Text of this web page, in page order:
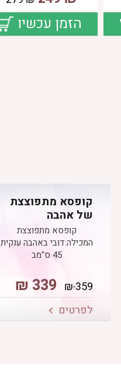
הזמן עכשיו
קופסא מתפוצצת
של אהבה
קופסא מתפוצצת
המכילה:דובי באהבה ענקית
45 ס"מב
₪359
₪ 339
לפרטים